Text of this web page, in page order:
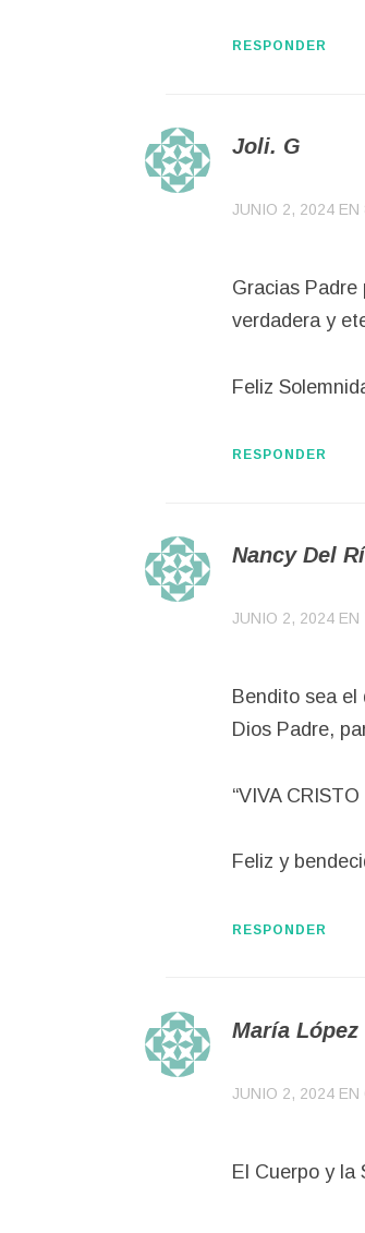
RESPONDER
Joli. G
JUNIO 2, 2024 EN
Gracias
verdadera y
Feliz
RESPONDER
Nancy Del
JUNIO 2, 2024 EN
Bendito sea
Dios Padre,
“VIVA CRISTO
Feliz y
RESPONDER
María López
JUNIO 2, 2024 EN
El Cuerpo y la